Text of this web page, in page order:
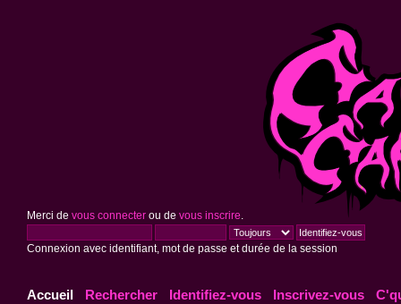
Merci de vous connecterou de vous inscrire
Connexion avec identifiant, mot de passe et durée de la session
Accueil Rechercher Identifiez-vous Inscrivez-vous